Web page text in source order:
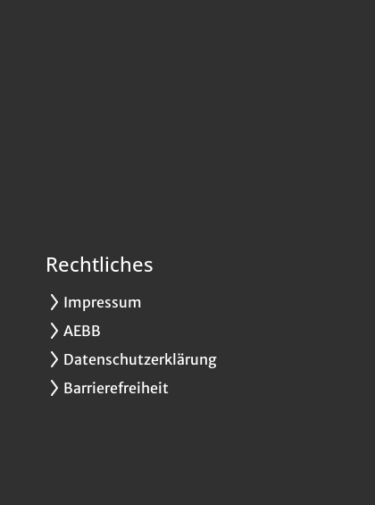
Rechtliches
Impressum
AEBB
Datenschutzerklärung
Barrierefreiheit